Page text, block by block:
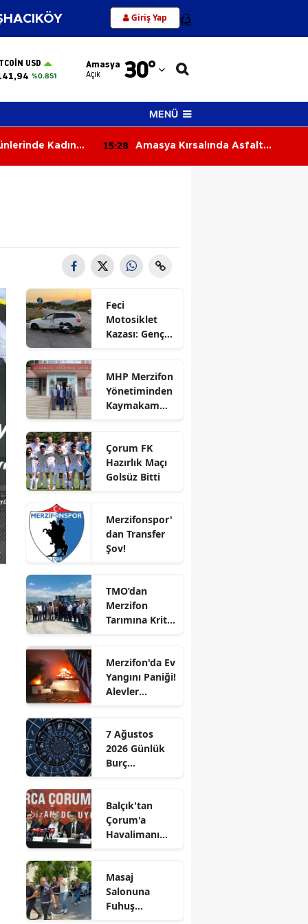
Giriş Yap 12
USD
%0.851
Amasya
Açık 30°
Adana
Adıyaman
Ağrı
Amasya
Aydın
Bilecik
Bitlis
Bolu
Bursa
Çankırı
Çorum
Diyarbakır
Elazığ
Erzincan
Eskişehir
Gaziantep
Giresun
Gümüşhane
Hatay
Isparta
MENÜ
Kadın
15:28
Amasya Kırsalında Asfalt
Feci
Motosiklet
Kazası: Genç
Kaybetti
MHP Merzifon
Yönetiminden
Kaymakam
Ziyaret
Çorum FK
Hazırlık Maçı
Golsüz Bitti
Merzifonspor'
dan Transfer
Şov!
TMO’dan
Merzifon
Tarımına Kritik
Merzifon'da Ev
Yangını Paniği!
Alevler
Alındı
7 Ağustos
2026 Günlük
Burç
Sürprizler,
Parada Yeni
Fırsatlar
Balçık'tan
Çorum'a
Havalimanı
Başladık"
Masaj
Salonuna
Fuhuş